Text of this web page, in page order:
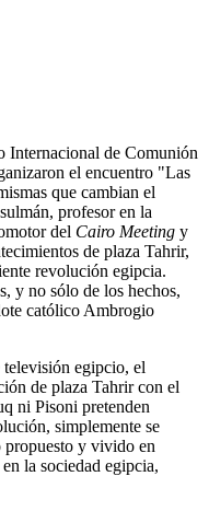
Internacional de Comunión
el encuentro "Las
que cambian el
profesor en la
del Cairo Meeting y
de plaza Tahrir,
revolución egipcia.
y no sólo de los hechos,
católico Ambrogio
televisión egipcio, el
de plaza Tahrir con el
ni Pisoni pretenden
simplemente se
propuesto y vivido en
la sociedad egipcia,